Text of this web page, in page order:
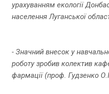
урахуванням екології
населення Луганської
- Значний внесок у
роботу зробив колектив
фармації (проф. Гудзенко